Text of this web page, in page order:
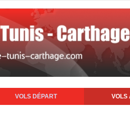
VOLS DÉPART VOLS